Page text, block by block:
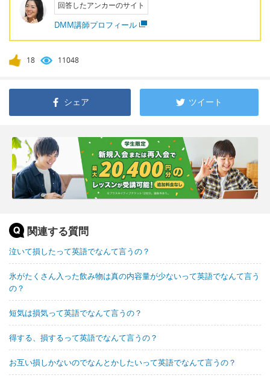
回答したアンカーのサイト
DMM講師プロフィール
18 11048
シェア ツイート
関連する質問
泣いて損したって英語でなんて言うの？
氷がたくさん入った飲み物は真の内容量が少ないって英語でなんて言う
の？
短気は損気って英語でなんて言うの？
得する、損するって英語でなんて言うの？
お互い損しかないのでなんとかしたいって英語でなんて言うの？